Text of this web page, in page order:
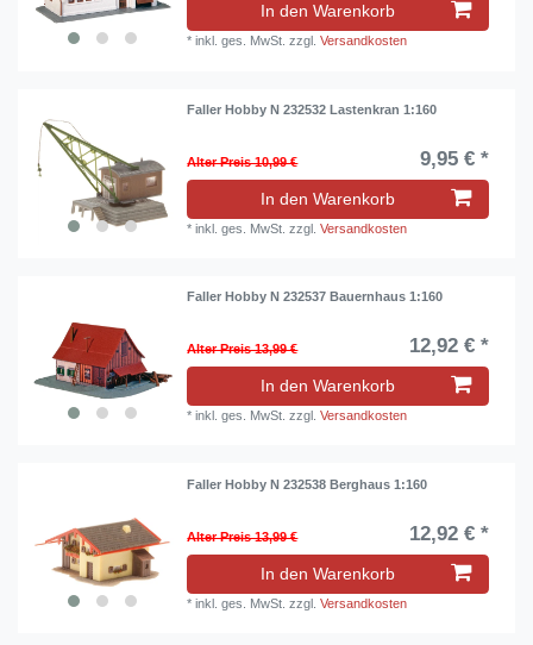
In den Warenkorb
*inkl. ges. MwSt. zzgl.Versandkosten
Faller Hobby N 232532 Lastenkran 1:160
Alter Preis 10,99 € 9,95 € *
In den Warenkorb
*inkl. ges. MwSt. zzgl.Versandkosten
Faller Hobby N 232537 Bauernhaus 1:160
Alter Preis 13,99 € 12,92 € *
In den Warenkorb
*inkl. ges. MwSt. zzgl.Versandkosten
Faller Hobby N 232538 Berghaus 1:160
Alter Preis 13,99 € 12,92 € *
In den Warenkorb
*inkl. ges. MwSt. zzgl.Versandkosten